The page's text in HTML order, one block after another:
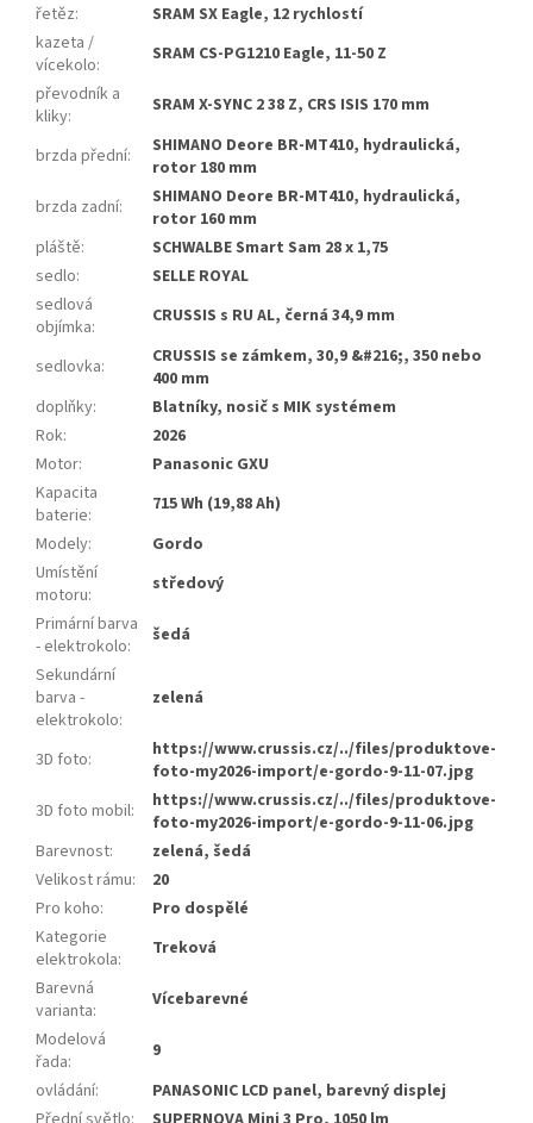
řetěz:
SRAM SX Eagle, 12 rychlostí
kazeta /
vícekolo:
SRAM CS-PG1210 Eagle, 11-50 Z
převodník a
kliky: SRAM X-SYNC 2 38 Z, CRS ISIS 170 mm
brzda přední:
SHIMANO Deore BR-MT410, hydraulická,
rotor 180 mm
brzda zadní:
SHIMANO Deore BR-MT410, hydraulická,
rotor 160 mm
pláště:
SCHWALBE Smart Sam 28 x 1,75
sedlo:
SELLE ROYAL
sedlová
objímka: CRUSSIS s RU AL, černá 34,9 mm
sedlovka:
CRUSSIS se zámkem, 30,9 &#216;, 350 nebo
400 mm
doplňky:
Blatníky, nosič s MIK systémem
Rok:
2026
Motor:
Panasonic GXU
Kapacita
baterie:
715 Wh (19,88 Ah)
Modely:
Gordo
Umístění
motoru:
středový
Primární barva
- elektrokolo:
šedá
Sekundární
barva -
elektrokolo:
zelená
3D foto:
https://www.crussis.cz/../files/produktove-
foto-my2026-import/e-gordo-9-11-07.jpg
3D foto mobil:
https://www.crussis.cz/../files/produktove-
foto-my2026-import/e-gordo-9-11-06.jpg
Barevnost:
zelená, šedá
Velikost rámu:
20
Pro koho:
Pro dospělé
Kategorie
elektrokola:
Treková
Barevná
varianta:
Vícebarevné
Modelová
řada:
9
ovládání:
PANASONIC LCD panel, barevný displej